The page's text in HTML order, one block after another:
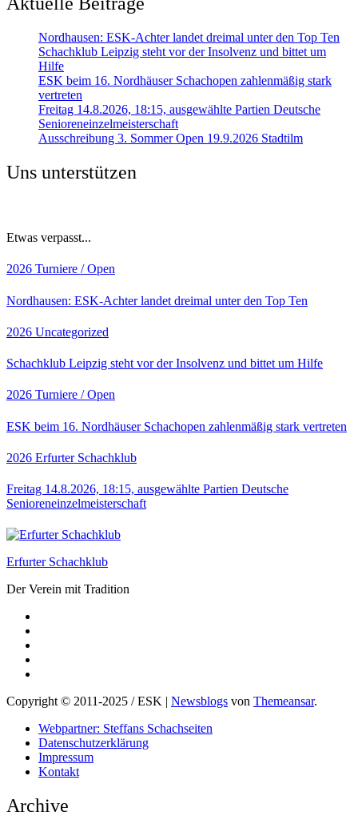
Nordhausen: ESK-Achter landet dreimal unter den Top Ten
Schachklub Leipzig steht vor der Insolvenz und bittet um
Hilfe
ESK beim 16. Nordhäuser Schachopen zahlenmäßig stark
vertreten
Freitag 14.8.2026, 18:15, ausgewählte Partien Deutsche
Senioreneinzelmeisterschaft
Ausschreibung 3. Sommer Open 19.9.2026 Stadtilm
Uns unterstützen
Etwas verpasst...
2026 Turniere / Open
Nordhausen: ESK-Achter landet dreimal unter den Top Ten
2026 Uncategorized
Schachklub Leipzig steht vor der Insolvenz und bittet um Hilfe
2026 Turniere / Open
ESK beim 16. Nordhäuser Schachopen zahlenmäßig stark vertreten
2026 Erfurter Schachklub
Freitag 14.8.2026, 18:15, ausgewählte Partien Deutsche
Senioreneinzelmeisterschaft
Erfurter Schachklub
Der Verein mit Tradition
Copyright © 2011-2025 / ESK Newsblogs von Themeansar.
Webpartner: Steffans Schachseiten
Datenschutzerklärung
Impressum
Kontakt
Archive